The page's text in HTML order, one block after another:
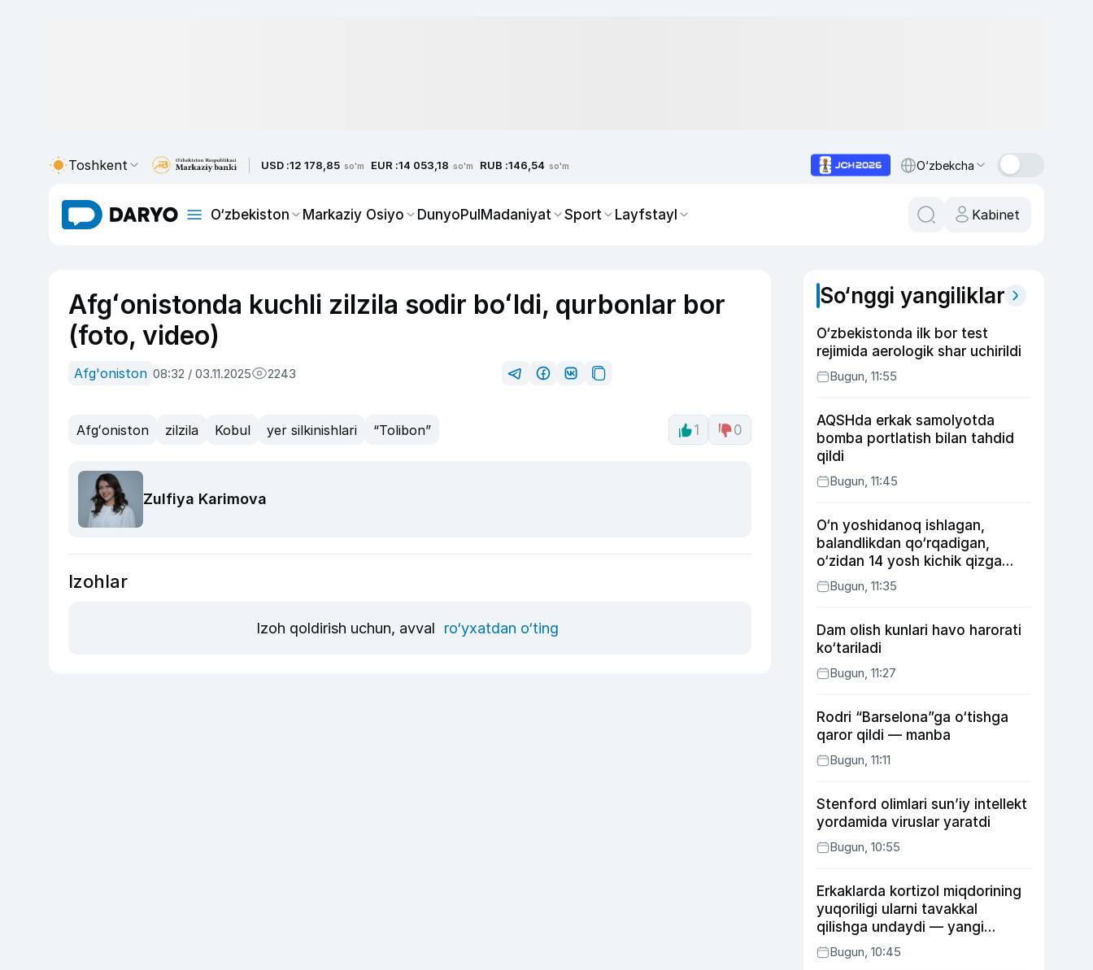
Toshkent USD :12 178,85 so'm EUR :14 053,18 so'm RUB :146,54 so'm O‘zbekcha
O‘zbekiston Markaziy Osiyo DunyoPulMadaniyat Sport Layfstayl Kabinet
Afgʻonistonda kuchli zilzila sodir boʻldi, qurbonlar bor
(foto, video)
Afg'oniston 08:32 / 03.11.2025 2243
Afgʻoniston zilzila Kobul yer silkinishlari “Tolibon” 1 0
Zulfiya Karimova
Izohlar
Izoh qoldirish uchun, avval ro‘yxatdan o‘ting
So‘nggi yangiliklar
O‘zbekistonda ilk bor test
rejimida aerologik shar uchirildi
Bugun, 11:55
AQSHda erkak samolyotda
bomba portlatish bilan tahdid
qildi
Bugun, 11:45
O‘n yoshidanoq ishlagan,
balandlikdan qo‘rqadigan,
o‘zidan 14 yosh kichik qizga
uylangan Yorqinxo‘ja Umarov
34 yoshda
Bugun, 11:35
Dam olish kunlari havo harorati
ko‘tariladi
Bugun, 11:27
Rodri “Barselona”ga o‘tishga
qaror qildi — manba
Bugun, 11:11
Stenford olimlari sun’iy intellekt
yordamida viruslar yaratdi
Bugun, 10:55
Erkaklarda kortizol miqdorining
yuqoriligi ularni tavakkal
qilishga undaydi — yangi
tadqiqot
Bugun, 10:45